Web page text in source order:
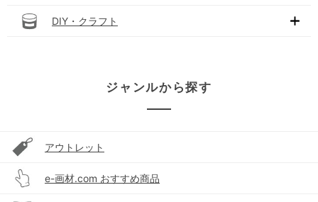
DIY・クラフト
ジャンルから探す
アウトレット
e-画材.com おすすめ商品